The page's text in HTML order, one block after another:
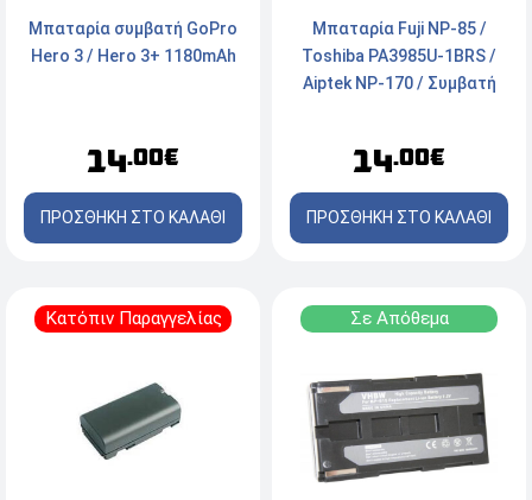
Μπαταρία συμβατή GoPro
Hero 3 / Hero 3+ 1180mAh
14.00€
ΠΡΟΣΘΗΚΗ ΣΤΟ ΚΑΛΑΘΙ
Μπαταρία Fuji NP-85 /
Toshiba PA3985U-1BRS /
Aiptek NP-170 / Συμβατή
14.00€
ΠΡΟΣΘΗΚΗ ΣΤΟ ΚΑΛΑΘΙ
Κατόπιν Παραγγελίας Σε Απόθεμα